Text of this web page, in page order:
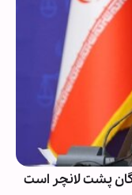
پشت لانچر است